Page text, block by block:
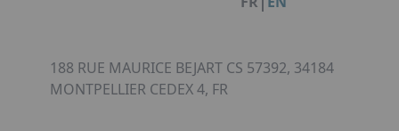
Notre plaquette commerciale
188 RUE MAURICE BEJART CS 57392, 34184
MONTPELLIER CEDEX 4, FR